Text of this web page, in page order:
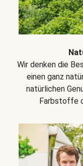
Wir denken die
einen ganz
natürlichen
Farbstoffe